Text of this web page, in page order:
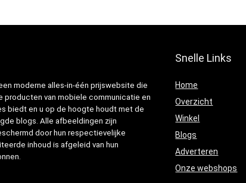
moderne alles-in-één prijswebsite die
producten van mobiele communicatie en
biedt en u op de hoogte houdt met de
blogs. Alle afbeeldingen zijn
door hun respectievelijke
inhoud is afgeleid van hun
Snelle Links
Home
Overzicht
Winkel
Blogs
Adverteren
Onze webshops